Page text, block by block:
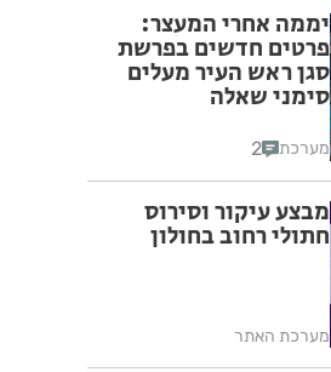
יממה אחרי המעצר:
פרטים חדשים בפרשת
סגן ראש העיר מעלים
סימני שאלה
מערכת 2
מבצע עיקור וסירוס
חתולי רחוב בחולון
מערכת האתר